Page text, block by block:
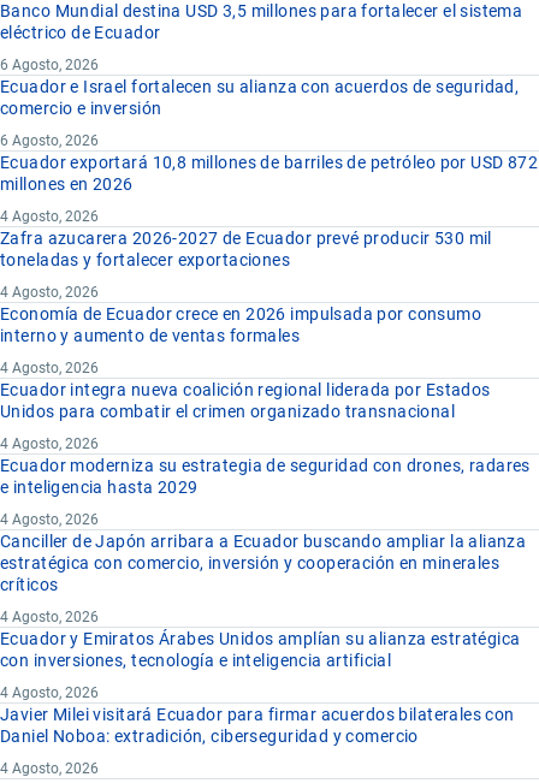
Banco Mundial destina USD 3,5 millones para fortalecer el sistema
eléctrico de Ecuador
6 Agosto, 2026
Ecuador e Israel fortalecen su alianza con acuerdos de seguridad,
comercio e inversión
6 Agosto, 2026
Ecuador exportará 10,8 millones de barriles de petróleo por USD 872
millones en 2026
4 Agosto, 2026
Zafra azucarera 2026-2027 de Ecuador prevé producir 530 mil
toneladas y fortalecer exportaciones
4 Agosto, 2026
Economía de Ecuador crece en 2026 impulsada por consumo
interno y aumento de ventas formales
4 Agosto, 2026
Ecuador integra nueva coalición regional liderada por Estados
Unidos para combatir el crimen organizado transnacional
4 Agosto, 2026
Ecuador moderniza su estrategia de seguridad con drones, radares
e inteligencia hasta 2029
4 Agosto, 2026
Canciller de Japón arribara a Ecuador buscando ampliar la alianza
estratégica con comercio, inversión y cooperación en minerales
críticos
4 Agosto, 2026
Ecuador y Emiratos Árabes Unidos amplían su alianza estratégica
con inversiones, tecnología e inteligencia artificial
4 Agosto, 2026
Javier Milei visitará Ecuador para firmar acuerdos bilaterales con
Daniel Noboa: extradición, ciberseguridad y comercio
4 Agosto, 2026